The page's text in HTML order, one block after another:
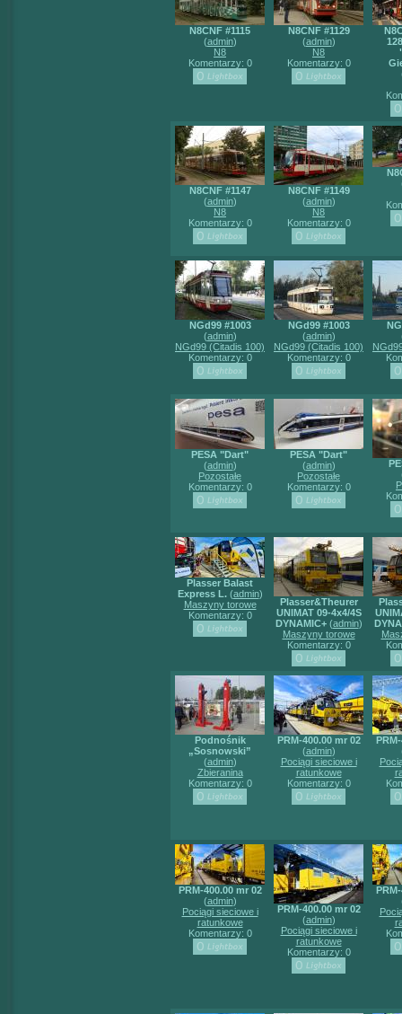
N8CNF #1115
(admin)
N8
Komentarzy: 0
N8CNF #1129
(admin)
N8
Komentarzy: 0
N8CNF #1147
(admin)
N8
Komentarzy: 0
N8CNF #1149
(admin)
N8
Komentarzy: 0
NGd99 #1003
(admin)
NGd99 (Citadis 100)
Komentarzy: 0
NGd99 #1003
(admin)
NGd99 (Citadis 100)
Komentarzy: 0
PESA "Dart"
(admin)
Pozostałe
Komentarzy: 0
PESA "Dart"
(admin)
Pozostałe
Komentarzy: 0
Plasser Balast
Express L.(admin)
Maszyny torowe
Komentarzy: 0
Plasser&Theurer
UNIMAT 09-4x4/4S
DYNAMIC+(admin)
Maszyny torowe
Komentarzy: 0
Podnośnik
„Sosnowski”
(admin)
Zbieranina
Komentarzy: 0
PRM-400.00 mr 02
(admin)
Pociągi sieciowe i
ratunkowe
Komentarzy: 0
PRM-400.00 mr 02
(admin)
Pociągi sieciowe i
ratunkowe
Komentarzy: 0
PRM-400.00 mr 02
(admin)
Pociągi sieciowe i
ratunkowe
Komentarzy: 0